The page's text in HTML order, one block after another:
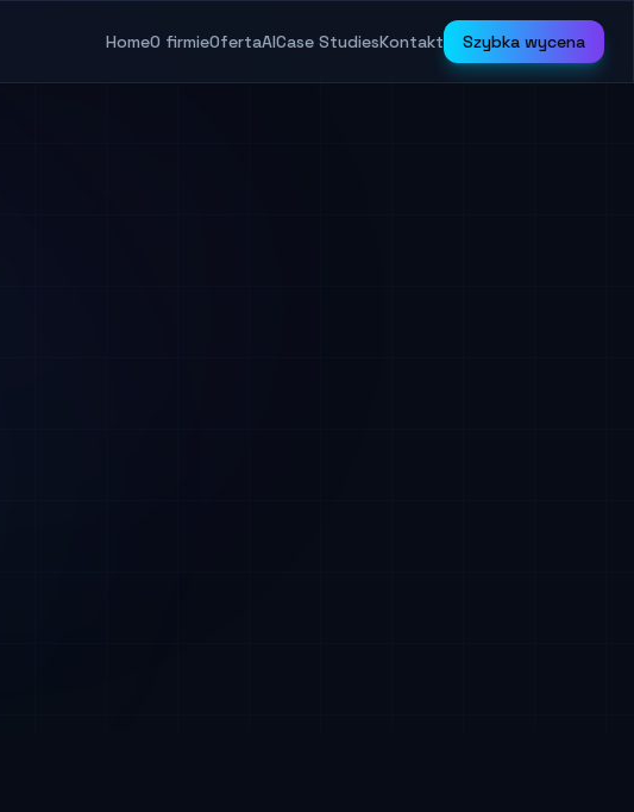
HomeO firmieOfertaAICase StudiesKontakt Szybka wycena